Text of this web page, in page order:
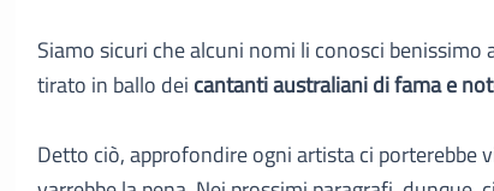
Siamo sicuri che alcuni nomi li conosci benissimo
tirato in ballo dei cantanti australiani di fama e
Detto ciò, approfondire ogni artista ci porterebbe